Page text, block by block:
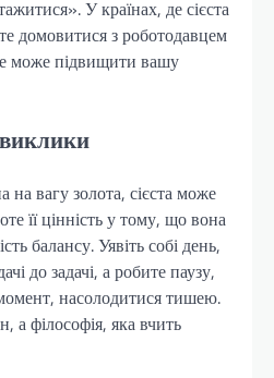
У країнах, де сієста
домовитися з роботодавцем
може підвищити вашу
виклики
на вагу золота, сієста може
її цінність у тому, що вона
балансу. Уявіть собі день,
до задачі, а робите паузу,
насолодитися тишею.
а філософія, яка вчить